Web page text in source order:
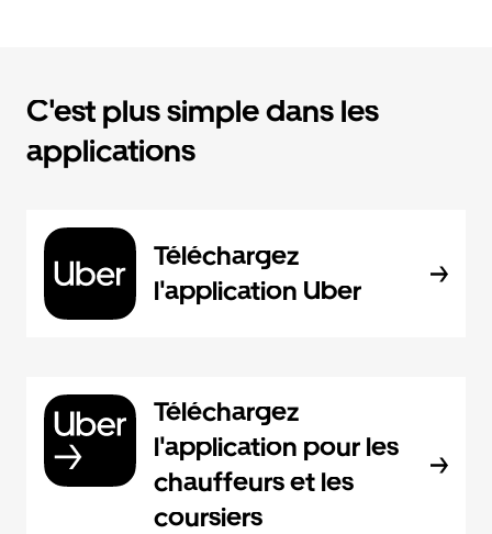
C'est plus simple dans les
applications
Téléchargez
l'application Uber
Téléchargez
l'application pour les
chauffeurs et les
coursiers